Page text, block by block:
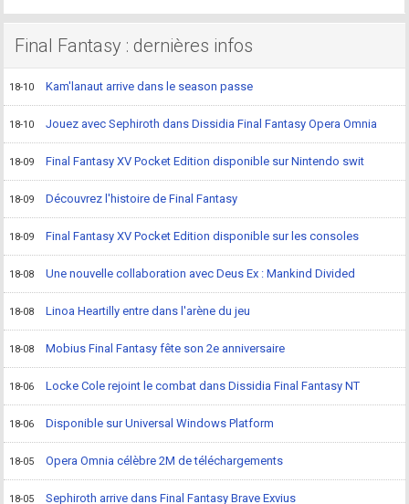
Final Fantasy : dernières infos
18-10 Kam'lanaut arrive dans le season passe
18-10 Jouez avec Sephiroth dans Dissidia Final Fantasy Opera Omnia
18-09 Final Fantasy XV Pocket Edition disponible sur Nintendo swit
18-09 Découvrez l'histoire de Final Fantasy
18-09 Final Fantasy XV Pocket Edition disponible sur les consoles
18-08 Une nouvelle collaboration avec Deus Ex : Mankind Divided
18-08 Linoa Heartilly entre dans l'arène du jeu
18-08 Mobius Final Fantasy fête son 2e anniversaire
18-06 Locke Cole rejoint le combat dans Dissidia Final Fantasy NT
18-06 Disponible sur Universal Windows Platform
18-05 Opera Omnia célèbre 2M de téléchargements
18-05 Sephiroth arrive dans Final Fantasy Brave Exvius